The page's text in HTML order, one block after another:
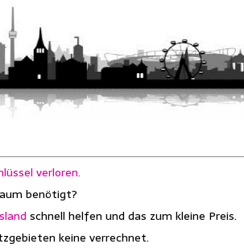
verloren.
benötigt?
schnell helfen und das zum kleine Preis.
keine verrechnet.